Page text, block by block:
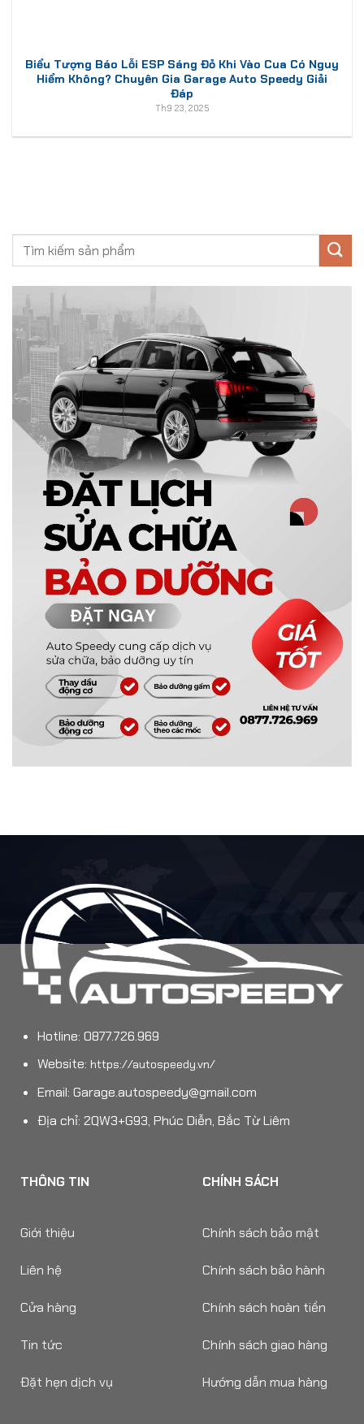
Biểu Tượng Báo Lỗi ESP Sáng Đỏ Khi Vào Cua Có Nguy
Hiểm Không? Chuyên Gia Garage Auto Speedy Giải
Đáp
Th9 23, 2025
Hotline: 0877.726.969
Website: https://autospeedy.vn/
Email: Garage.autospeedy@gmail.com
Địa chỉ: 2QW3+G93, Phúc Diễn, Bắc Từ Liêm
THÔNG TIN
Giới thiệu
Liên hệ
Cửa hàng
Tin tức
Đặt hẹn dịch vụ
CHÍNH SÁCH
Chính sách bảo mật
Chính sách bảo hành
Chính sách hoàn tiền
Chính sách giao hàng
Hướng dẫn mua hàng